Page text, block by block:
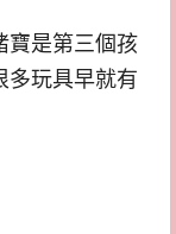
寶是第三個孩
多玩具早就有